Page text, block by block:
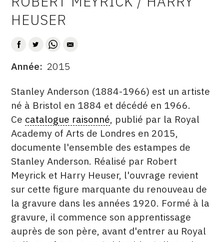
SUIVEZ-NOUS
INSTAGRAM
FACEBOOK
TWITTER
PINTEREST
AUTEUR
HEUSER
DATE
Année 2015
DESCRITPTION
Stanley Anderson (1884-1966) est un artiste
né à Bristol en 1884 et décédé en 1966.
Ce catalogue raisonné, publié par la Royal
Academy of Arts de Londres en 2015,
documente l'ensemble des estampes de
Stanley Anderson. Réalisé par Robert
Meyrick et Harry Heuser, l'ouvrage revient
sur cette figure marquante du renouveau de
la gravure dans les années 1920. Formé à la
gravure, il commence son apprentissage
auprès de son père, avant d'entrer au Royal